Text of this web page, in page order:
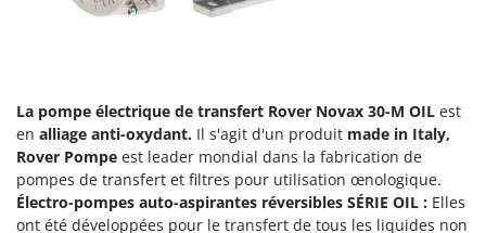
Groupes électrogènes
H
Haches - Cognées et Hachettes
Hachoirs à viande
Herses à Dents
Herses Rotatives
Effeuno
Einhell
Elegen
Energy Gruppi
La pompe électrique de transfert Rover Novax 30-M OIL est
en alliage anti-oxydant. Il s'agit d'un produit made in Italy,
Rover Pompe est leader mondial dans la fabrication de
pompes de transfert et filtres pour utilisation œnologique.
Électro-pompes auto-aspirantes réversibles SÉRIE OIL : Elles
ont été développées pour le transfert de tous les liquides non